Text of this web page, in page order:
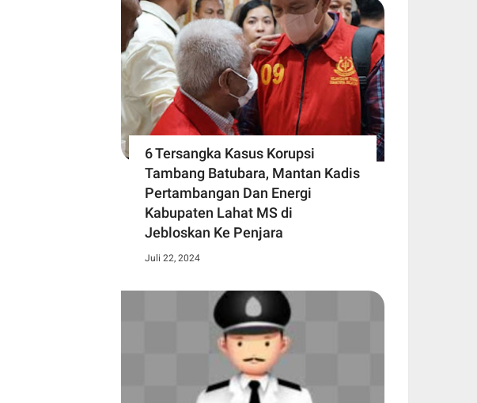
6 Tersangka Kasus Korupsi
Tambang Batubara, Mantan Kadis
Pertambangan Dan Energi
Kabupaten Lahat MS di
Jebloskan Ke Penjara
Juli 22, 2024